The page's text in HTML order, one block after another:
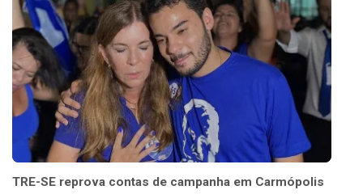
TRE-SE reprova contas de campanha em Carmópolis